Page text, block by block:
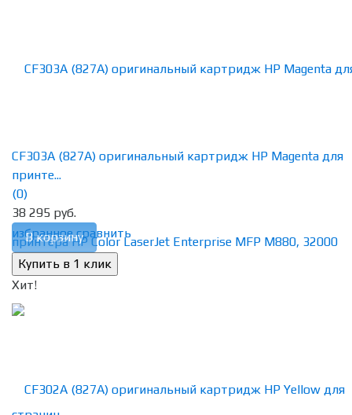
избранное сравнить
CF303A (827A) оригинальный картридж HP Magenta для
принте...
(0)
38 295 руб.
В корзину
Хит!